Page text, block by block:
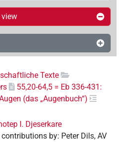
Texte
55,20-64,5 = Eb 336-431:
(das „Augenbuch“)
I. Djeserkare
by: Peter Dils, AV